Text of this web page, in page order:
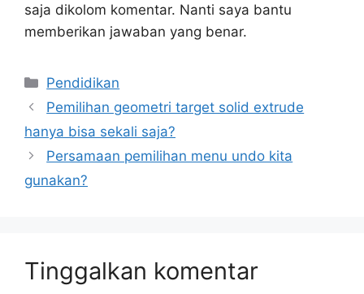
saja dikolom komentar. Nanti saya bantu
memberikan jawaban yang benar.
Kategori
Pendidikan
Pemilihan geometri target solid extrude
hanya bisa sekali saja?
Persamaan pemilihan menu undo kita
gunakan?
Tinggalkan komentar